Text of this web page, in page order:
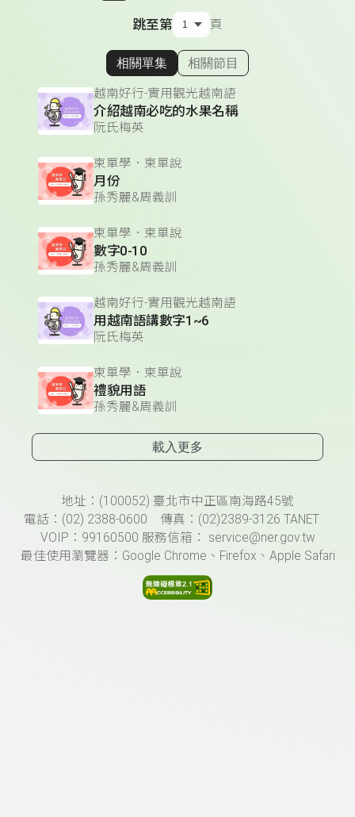
跳至第 頁
顯示相關單集
相關單集 相關節目
越南好行-實用觀光越南語
介紹越南必吃的水果名稱
阮氏梅英
柬單學．柬單說
月份
孫秀麗&周義訓
柬單學．柬單說
數字0-10
孫秀麗&周義訓
越南好行-實用觀光越南語
用越南語講數字1~6
阮氏梅英
柬單學．柬單說
禮貌用語
孫秀麗&周義訓
載入更多
頁尾資訊地址：(100052) 臺北市中正區南海路45號
電話：(02) 2388-0600 傳真：(02)2389-3126 TANET
VOIP：99160500 服務信箱： service@ner.gov.tw
最佳使用瀏覽器：Google Chrome、Firefox、Apple Safari